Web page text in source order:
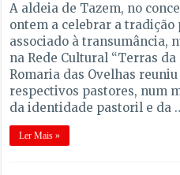
A aldeia de Tazem, no
ontem a celebrar a
associado à transumância,
na Rede Cultural “Terras da
Romaria das Ovelhas
respectivos pastores, num
da identidade pastoril e da
Ler Mais »